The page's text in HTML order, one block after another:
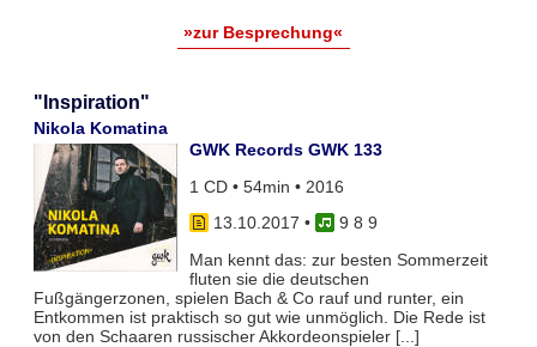
»zur Besprechung«
"Inspiration"
Nikola Komatina
GWK Records GWK 133
1 CD • 54min • 2016
13.10.2017 •
9 8 9
Man kennt das: zur besten Sommerzeit
fluten sie die deutschen
Fußgängerzonen, spielen Bach & Co rauf und runter, ein
Entkommen ist praktisch so gut wie unmöglich. Die Rede ist
von den Schaaren russischer Akkordeonspieler [...]